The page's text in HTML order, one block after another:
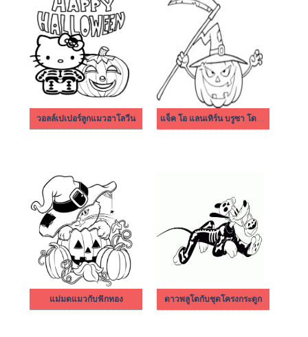
วอลล์เปเปอร์ลูกแมวฮาโลวีน แจ็ค โอ แลนเทิร์น บรูซา โด มาล
แม่มดแมวกับฟักทอง ดาวพลูโตกับชุดโครงกระดูก